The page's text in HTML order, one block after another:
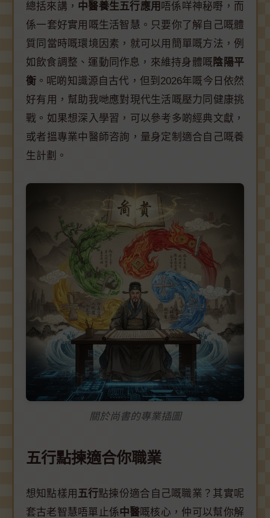
總括來講， 中醫養生五行應用 唔係咩神秘嘢，而
係一套好實用嘅生活智慧。只要你了解自己嘅體
質同當時嘅環境因素，就可以用簡單嘅方法，例
如飲食調整、運動同作息，來維持身體嘅 陰陽平
衡 。呢啲知識源自古代，但到2026年嘅今日依然
好有用，幫助我哋應對現代生活嘅壓力同健康挑
戰。如果想深入學習，可以參考多啲經典文獻，
或者搵專業中醫師咨詢，量身定制適合自己嘅養
生計劃。
關於尚書的專業插圖
五行點揀適合你職業
想知點樣用 五行點揀份適合自己嘅職業？其實呢
套古老智慧唔單止係中醫嘅核心，仲可以幫你解